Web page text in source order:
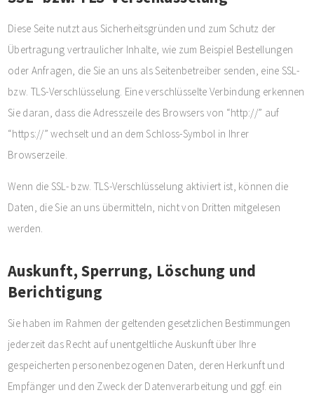
Diese Seite nutzt aus Sicherheitsgründen und zum Schutz der
Übertragung vertraulicher Inhalte, wie zum Beispiel Bestellungen
oder Anfragen, die Sie an uns als Seitenbetreiber senden, eine SSL-
bzw. TLS-Verschlüsselung. Eine verschlüsselte Verbindung erkennen
Sie daran, dass die Adresszeile des Browsers von “http://” auf
“https://” wechselt und an dem Schloss-Symbol in Ihrer
Browserzeile.
Wenn die SSL- bzw. TLS-Verschlüsselung aktiviert ist, können die
Daten, die Sie an uns übermitteln, nicht von Dritten mitgelesen
werden.
Auskunft, Sperrung, Löschung und
Berichtigung
Sie haben im Rahmen der geltenden gesetzlichen Bestimmungen
jederzeit das Recht auf unentgeltliche Auskunft über Ihre
gespeicherten personenbezogenen Daten, deren Herkunft und
Empfänger und den Zweck der Datenverarbeitung und ggf. ein